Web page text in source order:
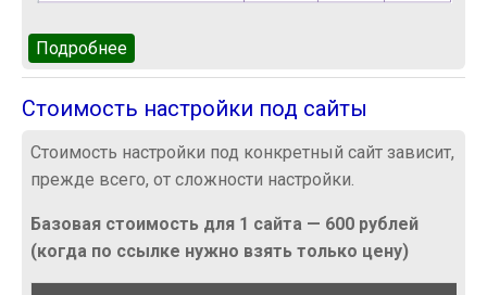
Подробнее
Стоимость настройки под сайты
Стоимость настройки под конкретный сайт зависит,
прежде всего, от сложности настройки.
Базовая стоимость для 1 сайта — 600 рублей
(когда по ссылке нужно взять только цену)